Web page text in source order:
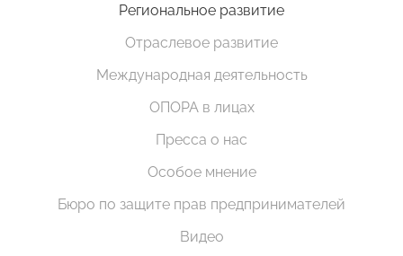
Региональное развитие
Отраслевое развитие
Международная деятельность
ОПОРА в лицах
Пресса о нас
Особое мнение
Бюро по защите прав предпринимателей
Видео